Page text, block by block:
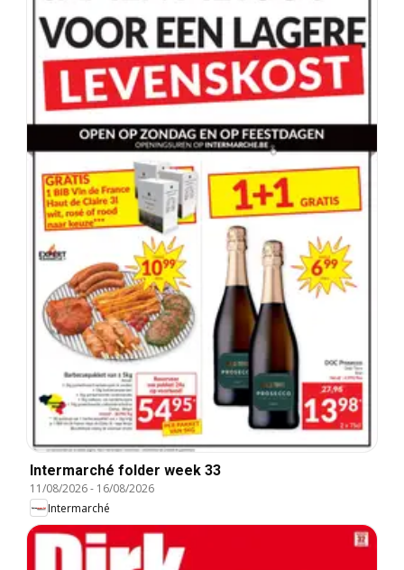
Intermarché folder week 33
11/08/2026- 16/08/2026
Intermarché